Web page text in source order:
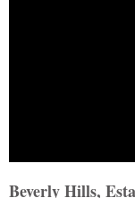
Beverly Hills,